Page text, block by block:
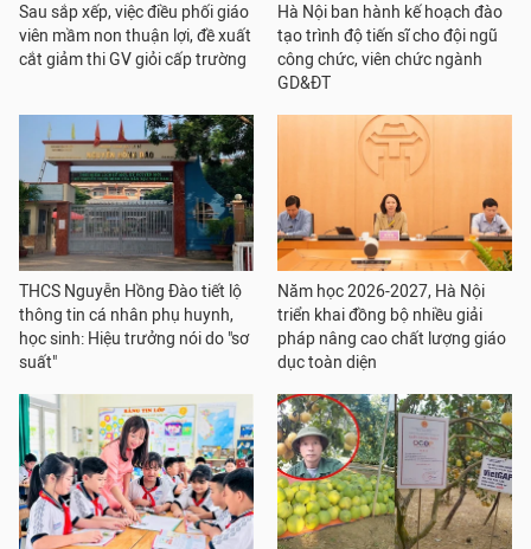
Sau sắp xếp, việc điều phối giáo
viên mầm non thuận lợi, đề xuất
cắt giảm thi GV giỏi cấp trường
Hà Nội ban hành kế hoạch đào
tạo trình độ tiến sĩ cho đội ngũ
công chức, viên chức ngành
GD&ĐT
THCS Nguyễn Hồng Đào tiết lộ
thông tin cá nhân phụ huynh,
học sinh: Hiệu trưởng nói do "sơ
suất"
Năm học 2026-2027, Hà Nội
triển khai đồng bộ nhiều giải
pháp nâng cao chất lượng giáo
dục toàn diện